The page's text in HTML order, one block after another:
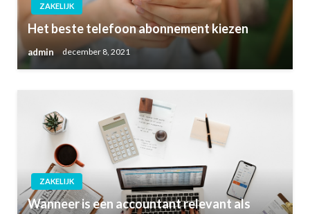
ZAKELIJK
Het beste telefoon abonnement kiezen
admin december 8, 2021
ZAKELIJK
Wanneer is een accountant relevant als